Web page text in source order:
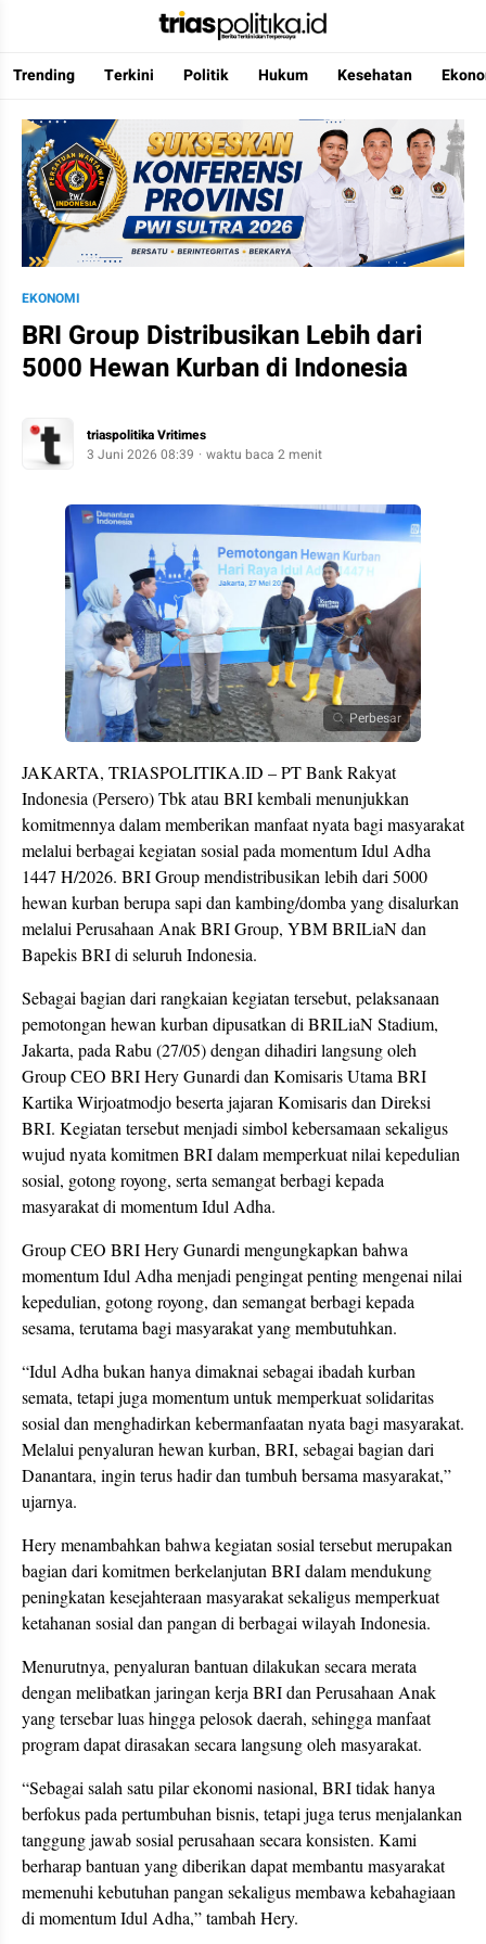
Berita Terkini & Terpercaya
Trending Terkini Politik Hukum Kesehatan
EKONOMI
BRI Group Distribusikan Lebih dari
5000 Hewan Kurban di Indonesia
triaspolitika Vritimes
3 Juni 2026 08:39
waktu baca 2 menit
Perbesar
JAKARTA, TRIASPOLITIKA.ID – PT Bank Rakyat
Indonesia (Persero) Tbk atau BRI kembali menunjukkan
komitmennya dalam memberikan manfaat nyata bagi masyarakat
melalui berbagai kegiatan sosial pada momentum Idul Adha
1447 H/2026. BRI Group mendistribusikan lebih dari 5000
hewan kurban berupa sapi dan kambing/domba yang disalurkan
melalui Perusahaan Anak BRI Group, YBM BRILiaN dan
Bapekis BRI di seluruh Indonesia.
Sebagai bagian dari rangkaian kegiatan tersebut, pelaksanaan
pemotongan hewan kurban dipusatkan di BRILiaN Stadium,
Jakarta, pada Rabu (27/05) dengan dihadiri langsung oleh
Group CEO BRI Hery Gunardi dan Komisaris Utama BRI
Kartika Wirjoatmodjo beserta jajaran Komisaris dan Direksi
BRI. Kegiatan tersebut menjadi simbol kebersamaan sekaligus
wujud nyata komitmen BRI dalam memperkuat nilai kepedulian
sosial, gotong royong, serta semangat berbagi kepada
masyarakat di momentum Idul Adha.
Group CEO BRI Hery Gunardi mengungkapkan bahwa
momentum Idul Adha menjadi pengingat penting mengenai nilai
kepedulian, gotong royong, dan semangat berbagi kepada
sesama, terutama bagi masyarakat yang membutuhkan.
“Idul Adha bukan hanya dimaknai sebagai ibadah kurban
semata, tetapi juga momentum untuk memperkuat solidaritas
sosial dan menghadirkan kebermanfaatan nyata bagi masyarakat.
Melalui penyaluran hewan kurban, BRI, sebagai bagian dari
Danantara, ingin terus hadir dan tumbuh bersama masyarakat,”
ujarnya.
Hery menambahkan bahwa kegiatan sosial tersebut merupakan
bagian dari komitmen berkelanjutan BRI dalam mendukung
peningkatan kesejahteraan masyarakat sekaligus memperkuat
ketahanan sosial dan pangan di berbagai wilayah Indonesia.
Menurutnya, penyaluran bantuan dilakukan secara merata
dengan melibatkan jaringan kerja BRI dan Perusahaan Anak
yang tersebar luas hingga pelosok daerah, sehingga manfaat
program dapat dirasakan secara langsung oleh masyarakat.
“Sebagai salah satu pilar ekonomi nasional, BRI tidak hanya
berfokus pada pertumbuhan bisnis, tetapi juga terus menjalankan
tanggung jawab sosial perusahaan secara konsisten. Kami
berharap bantuan yang diberikan dapat membantu masyarakat
memenuhi kebutuhan pangan sekaligus membawa kebahagiaan
di momentum Idul Adha,” tambah Hery.